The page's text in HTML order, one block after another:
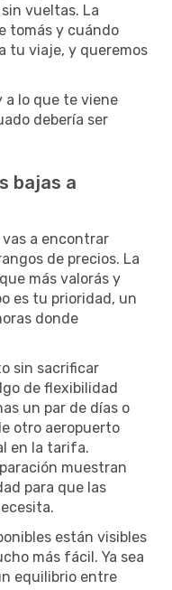
sin vueltas. La
tomás y cuándo
tu viaje, y queremos
a lo que te viene
debería ser
bajas a
vas a encontrar
de precios. La
más valorás y
es tu prioridad, un
donde
sin sacrificar
de flexibilidad
un par de días o
otro aeropuerto
en la tarifa.
muestran
para que las
están visibles
más fácil. Ya sea
equilibrio entre